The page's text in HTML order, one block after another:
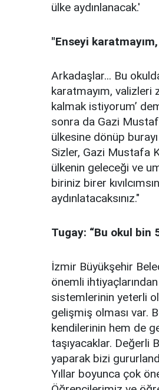
ülke aydınlanacak.'
"Enseyi
Arkadaşlar... Bu
karatmayım, valizleri
kalmak istiyorum’
sonra da Gazi
ülkesine dönüp
Sizler, Gazi Mustafa
ülkenin geleceği ve
biriniz birer
aydınlatacaksınız."
Tugay: “Bu okul bin
İzmir Büyükşehir
önemli
sistemlerinin yeterli
gelişmiş olması var.
kendilerinin hem de
taşıyacaklar. Değerli
yaparak bizi
Yıllar boyunca çok